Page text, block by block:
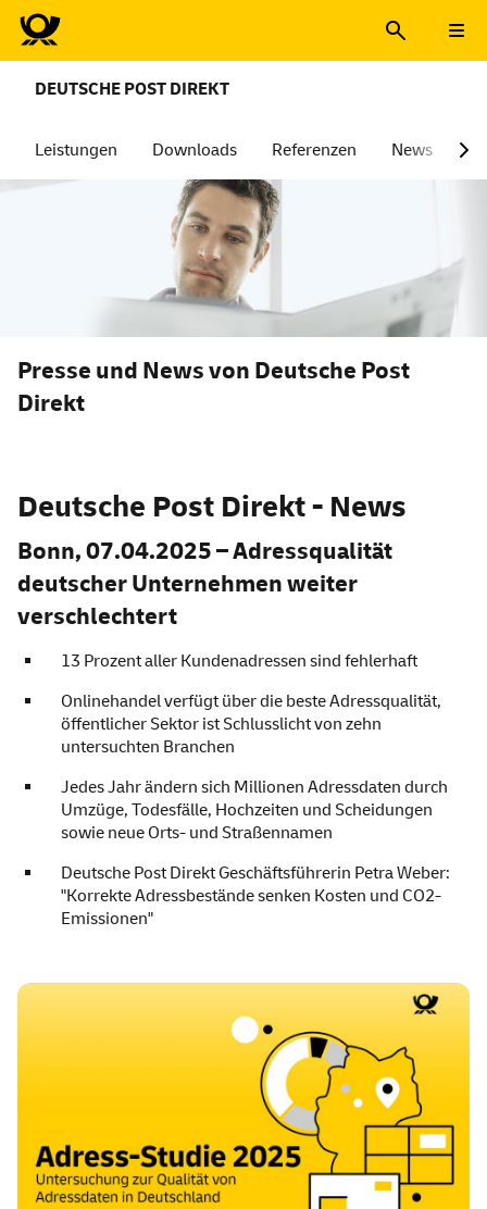
DEUTSCHE POST DIREKT
Leistungen Downloads Referenzen News
Presse und News von Deutsche Post
Direkt
Deutsche Post Direkt - News
Bonn, 07.04.2025 – Adressqualität
deutscher Unternehmen weiter
verschlechtert
13 Prozent aller Kundenadressen sind fehlerhaft
Onlinehandel verfügt über die beste Adressqualität,
öffentlicher Sektor ist Schlusslicht von zehn
untersuchten Branchen
Jedes Jahr ändern sich Millionen Adressdaten durch
Umzüge, Todesfälle, Hochzeiten und Scheidungen
sowie neue Orts- und Straßennamen
Deutsche Post Direkt Geschäftsführerin Petra Weber:
"Korrekte Adressbestände senken Kosten und CO2-
Emissionen"